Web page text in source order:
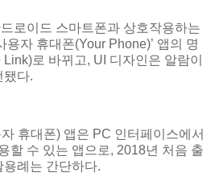
로이드 스마트폰과 상호작용하는
용자 휴대폰(Your Phone)’ 앱의 명
로 바뀌고, UI 디자인은 알람이
됐다.
휴대폰) 앱은 PC 인터페이스에서
할 수 있는 앱으로, 2018년 처음 출
례는 간단하다.